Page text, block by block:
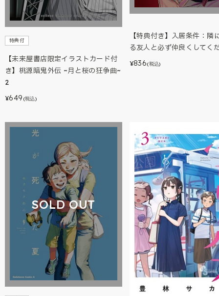
特典付
【未来屋書店限定イラストカード付
き】桃源暗鬼外伝 ~月と桜の狂争曲~
2
¥649 (税込)
【特典付き】入居条件：隣
る友人と必ず仲良くしてく
¥836(税込)
SOLD OUT